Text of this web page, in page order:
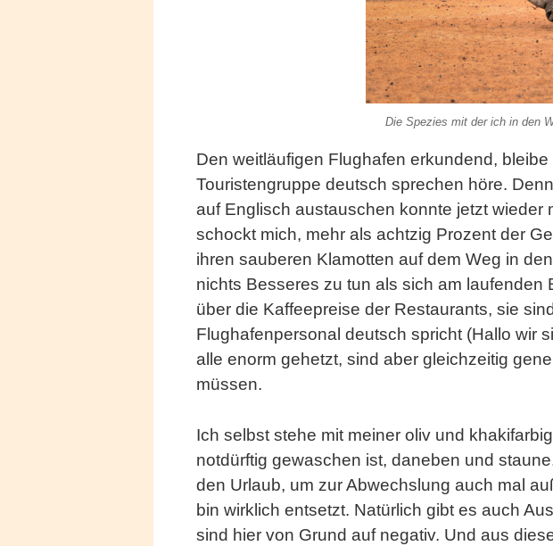
Die Spezies mit der ich in den
Den weitläufigen Flughafen erkundend,
Touristengruppe deutsch sprechen höre.
auf Englisch austauschen konnte jetzt
schockt mich, mehr als achtzig Prozent der
ihren sauberen Klamotten auf dem Weg in
nichts Besseres zu tun als sich am
über die Kaffeepreise der Restaurants, sie
Flughafenpersonal deutsch spricht (Hallo wir
alle enorm gehetzt, sind aber gleichzeitig
müssen.
Ich selbst stehe mit meiner oliv und
notdürftig gewaschen ist, daneben und
den Urlaub, um zur Abwechslung auch mal
bin wirklich entsetzt. Natürlich gibt es auch
sind hier von Grund auf negativ. Und aus